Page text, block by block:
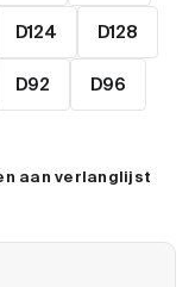
D124 D128
D92 D96
aan verlanglijst